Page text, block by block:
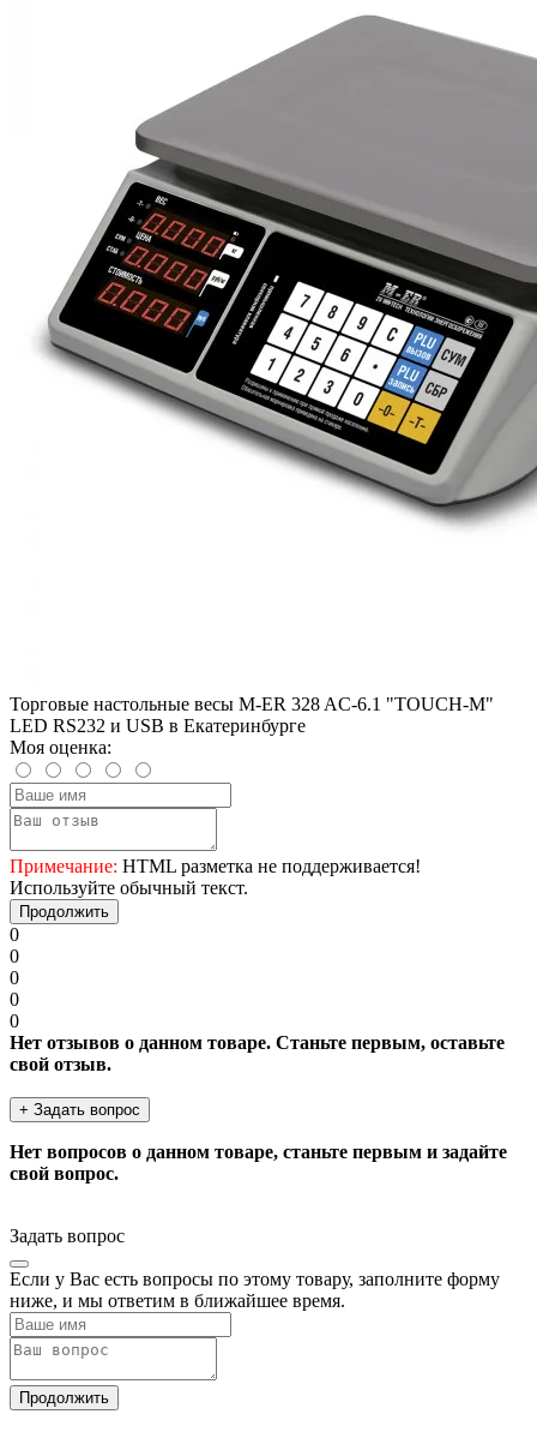
Торговые настольные весы M-ER 328 AC-6.1 "TOUCH-M"
LED RS232 и USB в Екатеринбурге
Моя оценка:
Примечание: HTML разметка не поддерживается!
Используйте обычный текст.
Продолжить
0
0
0
0
0
Нет отзывов о данном товаре. Станьте первым, оставьте
свой отзыв.
+ Задать вопрос
Нет вопросов о данном товаре, станьте первым и задайте
свой вопрос.
Задать вопрос
Если у Вас есть вопросы по этому товару, заполните форму
ниже, и мы ответим в ближайшее время.
Продолжить